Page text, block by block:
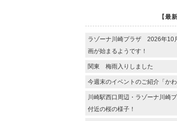
【最
ラゾーナ川崎プラザ 2026年10
画が始まるようです！
関東 梅雨入りしました
今週末のイベントのご紹介「か
川崎駅西口周辺・ラゾーナ川崎
付近の桜の様子！